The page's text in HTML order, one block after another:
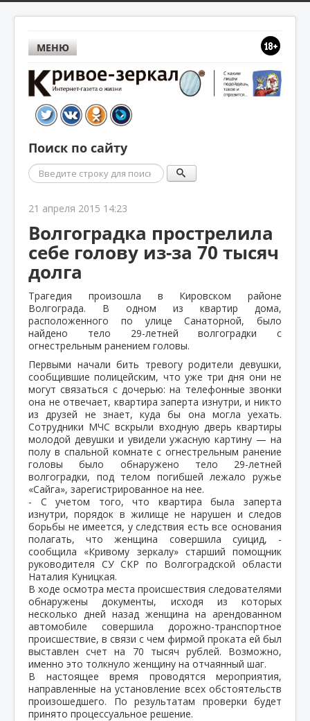
МЕНЮ
Поиск по сайту
Поиск
21 апреля 2015 14:23
Волгоградка прострелила
себе голову из-за 70 тысяч
долга
Трагедия произошла в Кировском районе
Волгограда. В одном из квартир дома,
расположенного по улице Санаторной, было
найдено тело 29-летней волгоградки с
огнестрельным ранением головы.
Первыми начали бить тревогу родители девушки,
сообщившие полицейским, что уже три дня они не
могут связаться с дочерью: на телефонные звонки
она не отвечает, квартира заперта изнутри, и никто
из друзей не знает, куда бы она могла уехать.
Сотрудники МЧС вскрыли входную дверь квартиры
молодой девушки и увидели ужасную картину — на
полу в спальной комнате с огнестрельным ранение
головы было обнаружено тело 29-летней
волгоградки, под телом погибшей лежало ружье
«Сайга», зарегистрированное на нее.
- С учетом того, что квартира была заперта
изнутри, порядок в жилище не нарушен и следов
борьбы не имеется, у следствия есть все основания
полагать, что женщина совершила суицид, -
сообщила «Кривому зеркалу» старший помощник
руководителя СУ СКР по Волгоградской области
Наталия Куницкая.
В ходе осмотра места происшествия следователями
обнаружены документы, исходя из которых
несколько дней назад женщина на арендованном
автомобиле совершила дорожно-транспортное
происшествие, в связи с чем фирмой проката ей был
выставлен счет на 70 тысяч рублей. Возможно,
именно это толкнуло женщину на отчаянный шаг.
В настоящее время проводятся мероприятия,
направленные на установление всех обстоятельств
произошедшего. По результатам проверки будет
принято процессуальное решение.